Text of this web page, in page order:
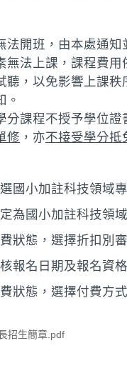
法開班，由本處通知
無法上課，課程費
聽，以免影響上課
。
分課程不授予學位
修 ，亦不接受學分抵
國小加註科技領域
為國小加註科技領
狀態，選擇折扣別
報名日期及報名資
狀態，選擇付費方
招生簡章.pdf